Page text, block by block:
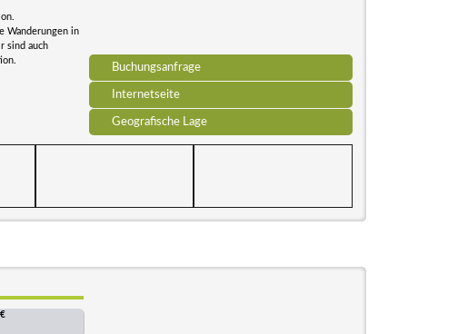
Buchungsanfrage
Internetseite
Geografische Lage
Wanderungen in
sind auch